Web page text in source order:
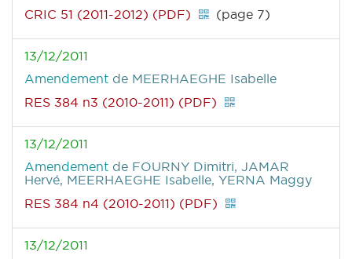
CRIC 51 (2011-2012) (PDF)
(page 7)
13/12/2011
Amendement de MEERHAEGHE Isabelle
RES 384 n3 (2010-2011) (PDF)
13/12/2011
Amendement de FOURNY Dimitri, JAMAR
Hervé, MEERHAEGHE Isabelle, YERNA Maggy
RES 384 n4 (2010-2011) (PDF)
13/12/2011